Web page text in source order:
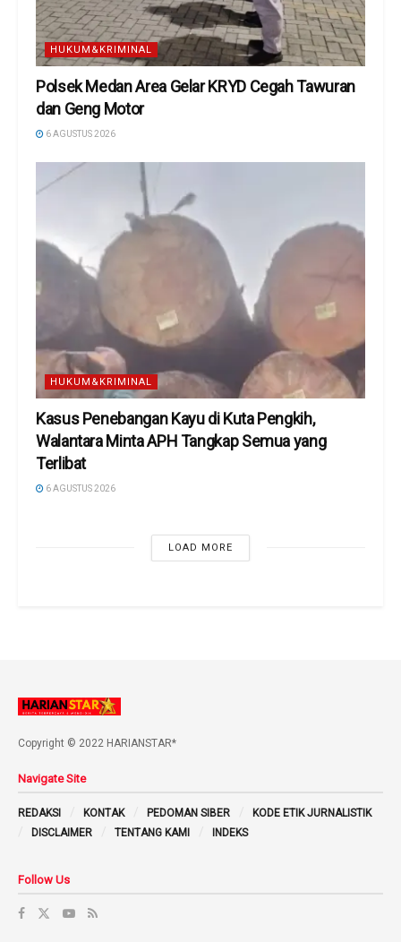
HUKUM&KRIMINAL
Polsek Medan Area Gelar KRYD Cegah Tawuran
dan Geng Motor
6 AGUSTUS 2026
HUKUM&KRIMINAL
Kasus Penebangan Kayu di Kuta Pengkih,
Walantara Minta APH Tangkap Semua yang
Terlibat
6 AGUSTUS 2026
LOAD MORE
Copyright © 2022 HARIANSTAR*
Navigate Site
REDAKSI KONTAK PEDOMAN SIBER
KODE ETIK JURNALISTIK
DISCLAIMER
TENTANG KAMI INDEKS
Follow Us